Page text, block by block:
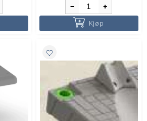
Kjøp